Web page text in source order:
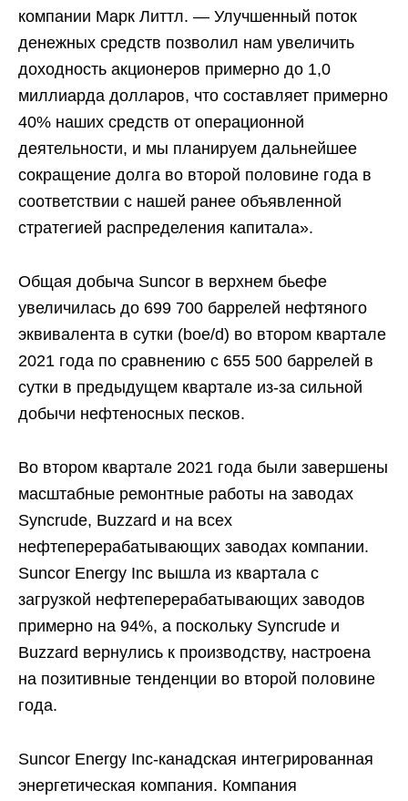
компании Марк Литтл. — Улучшенный поток
денежных средств позволил нам увеличить
доходность акционеров примерно до 1,0
миллиарда долларов, что составляет примерно
40% наших средств от операционной
деятельности, и мы планируем дальнейшее
сокращение долга во второй половине года в
соответствии с нашей ранее объявленной
стратегией распределения капитала».
Общая добыча Suncor в верхнем бьефе
увеличилась до 699 700 баррелей нефтяного
эквивалента в сутки (boe/d) во втором квартале
2021 года по сравнению с 655 500 баррелей в
сутки в предыдущем квартале из-за сильной
добычи нефтеносных песков.
Во втором квартале 2021 года были завершены
масштабные ремонтные работы на заводах
Syncrude, Buzzard и на всех
нефтеперерабатывающих заводах компании.
Suncor Energy Inc вышла из квартала с
загрузкой нефтеперерабатывающих заводов
примерно на 94%, а поскольку Syncrude и
Buzzard вернулись к производству, настроена
на позитивные тенденции во второй половине
года.
Suncor Energy Inc-канадская интегрированная
энергетическая компания. Компания